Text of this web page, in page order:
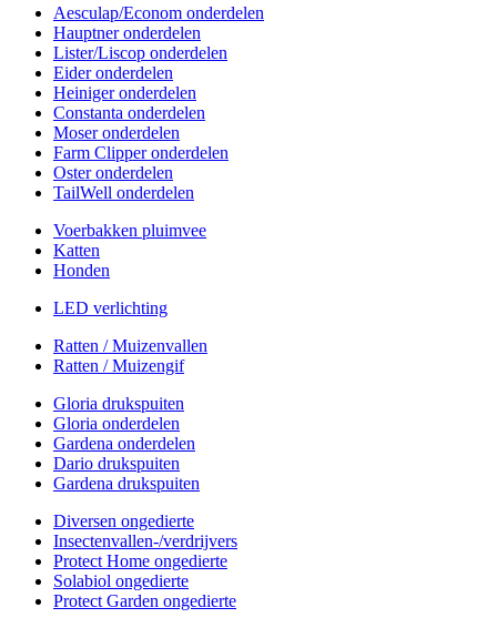
Aesculap/Econom onderdelen
Hauptner onderdelen
Lister/Liscop onderdelen
Eider onderdelen
Heiniger onderdelen
Constanta onderdelen
Moser onderdelen
Farm Clipper onderdelen
Oster onderdelen
TailWell onderdelen
Voerbakken pluimvee
Katten
Honden
LED verlichting
Ratten / Muizenvallen
Ratten / Muizengif
Gloria drukspuiten
Gloria onderdelen
Gardena onderdelen
Dario drukspuiten
Gardena drukspuiten
Diversen ongedierte
Insectenvallen-/verdrijvers
Protect Home ongedierte
Solabiol ongedierte
Protect Garden ongedierte